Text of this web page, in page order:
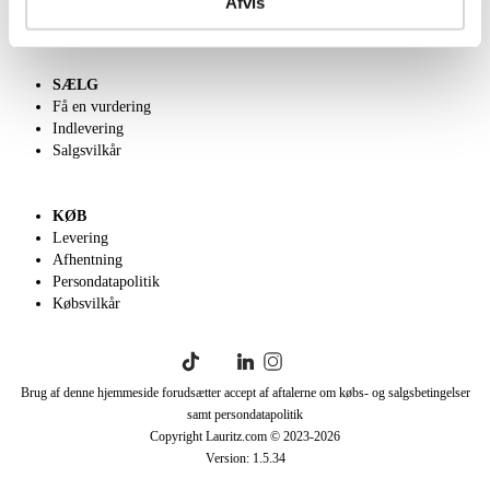
SÆLG
Få en vurdering
Indlevering
Salgsvilkår
KØB
Levering
Afhentning
Persondatapolitik
Købsvilkår
Brug af denne hjemmeside forudsætter accept af aftalerne om købs- og salgsbetingelser
samt persondatapolitik
Copyright Lauritz.com © 2023-2026
Version: 1.5.34